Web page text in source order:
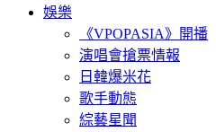
娛樂
《VPOPASIA》開播
演唱會搶票情報
日韓爆米花
歌手動態
綜藝星聞